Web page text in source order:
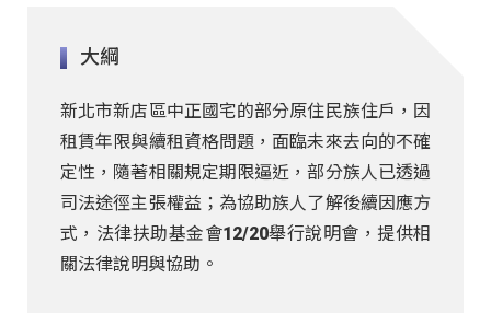
大綱
新北市新店區中正國宅的部分原住民族住戶，因
租賃年限與續租資格問題，面臨未來去向的不確
定性，隨著相關規定期限逼近，部分族人已透過
司法途徑主張權益；為協助族人了解後續因應方
式，法律扶助基金會12/20舉行說明會，提供相
關法律說明與協助。